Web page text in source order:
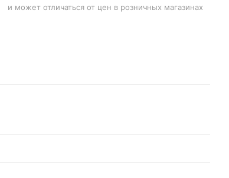
и может отличаться от цен в розничных магазинах